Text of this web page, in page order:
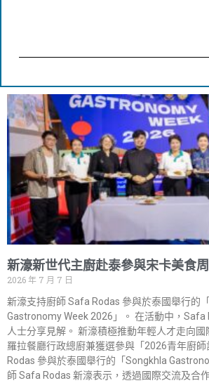
新濠新世代主廚赴泰參與宋卡美食周
2026 年 7 月 7 日
新濠支持廚師 Safa Rodas 參與於泰國舉行的
Gastronomy Week 2026」。 在活動中，Safa
人士分享見解。 新濠積極推動年輕人才走向
羅拉餐廳行政總廚兼獲選參與「2026青年廚
Rodas 參與於泰國舉行的「Songkhla
師 Safa Rodas 新濠表示，透過國際交流及合
PagePage